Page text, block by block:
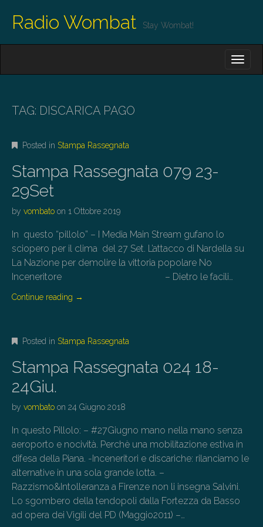
Radio Wombat Stay Wombat!
N
M
N
U
O
C
T
N
TAG: DISCARICA PAGO
Posted in Stampa Rassegnata
Stampa Rassegnata 079 23-
29Set
by vombato on 1 Ottobre 2019
In questo “pillolo” – I Media Main Stream gufano lo
sciopero per il clima del 27 Set. L’attacco di Nardella su
La Nazione per demolire la vittoria popolare No
Inceneritore – Dietro le facili…
Continue reading →
Posted in Stampa Rassegnata
Stampa Rassegnata 024 18-
24Giu.
by vombato on 24 Giugno 2018
In questo Pillolo: – #27Giugno mano nella mano senza
aeroporto e nocività. Perchè una mobilitazione estiva in
difesa della Piana. -Inceneritori e discariche: rilanciamo le
alternative in una sola grande lotta. –
Razzismo&Intolleranza a Firenze non li insegna Salvini.
Lo sgombero della tendopoli dalla Fortezza da Basso
ad opera dei Vigili del PD (Maggio2011) –…